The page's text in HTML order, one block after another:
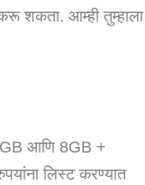
शकता. आम्ही तुम्हाला
आणि 8GB +
लिस्ट करण्यात